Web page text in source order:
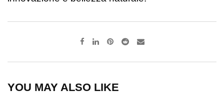
Pinterest
RedditShare
YOU MAY ALSO LIKE